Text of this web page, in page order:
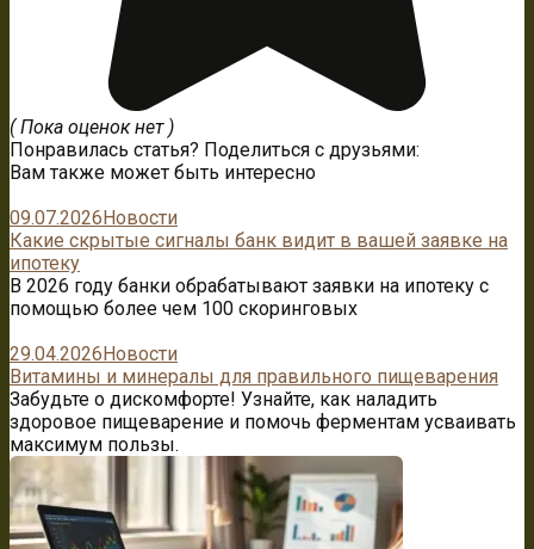
( Пока оценок нет )
Понравилась статья? Поделиться с друзьями:
Вам также может быть интересно
09.07.2026Новости
Какие скрытые сигналы банк видит в вашей заявке на
ипотеку
В 2026 году банки обрабатывают заявки на ипотеку с
помощью более чем 100 скоринговых
29.04.2026Новости
Витамины и минералы для правильного пищеварения
Забудьте о дискомфорте! Узнайте, как наладить
здоровое пищеварение и помочь ферментам усваивать
максимум пользы.